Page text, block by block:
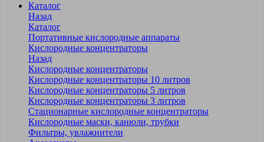
Каталог
Назад
Каталог
Портативные кислородные аппараты
Кислородные концентраторы
Назад
Кислородные концентраторы
Кислородные концентраторы 10 литров
Кислородные концентраторы 5 литров
Кислородные концентраторы 3 литров
Стационарные кислородные концентраторы
Кислородные маски, канюли, трубки
Фильтры, увлажнители